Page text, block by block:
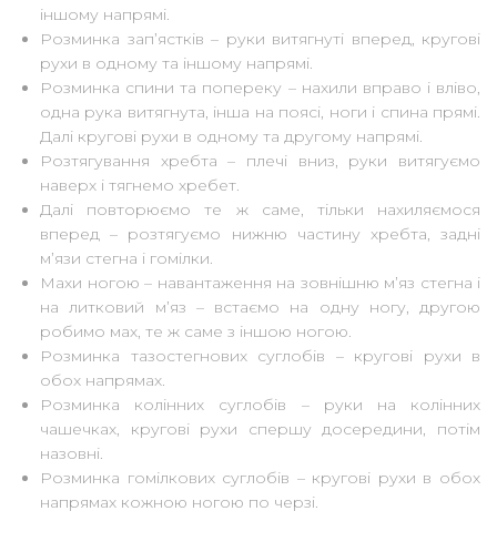
іншому напрямі.
Розминка зап’ястків – руки витягнуті вперед, кругові
рухи в одному та іншому напрямі.
Розминка спини та попереку – нахили вправо і вліво,
одна рука витягнута, інша на поясі, ноги і спина прямі.
Далі кругові рухи в одному та другому напрямі.
Розтягування хребта – плечі вниз, руки витягуємо
наверх і тягнемо хребет.
Далі повторюємо те ж саме, тільки нахиляємося
вперед – розтягуємо нижню частину хребта, задні
м’язи стегна і гомілки.
Махи ногою – навантаження на зовнішню м’яз стегна і
на литковий м’яз – встаємо на одну ногу, другою
робимо мах, те ж саме з іншою ногою.
Розминка тазостегнових суглобів – кругові рухи в
обох напрямах.
Розминка колінних суглобів – руки на колінних
чашечках, кругові рухи спершу досередини, потім
назовні.
Розминка гомілкових суглобів – кругові рухи в обох
напрямах кожною ногою по черзі.